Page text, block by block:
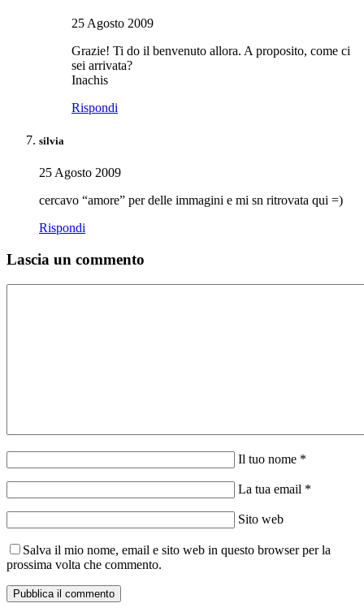
25 Agosto 2009
Grazie! Ti do il benvenuto allora. A proposito, come ci
sei arrivata?
Inachis
Rispondi
silvia
25 Agosto 2009
cercavo “amore” per delle immagini e mi sn ritrovata qui =)
Rispondi
Lascia un commento
Il tuo nome *
La tua email *
Sito web
Salva il mio nome, email e sito web in questo browser per la
prossima volta che commento.